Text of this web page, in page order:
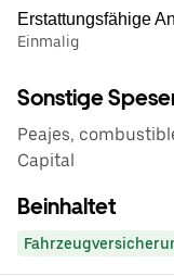
Erstattungsfähige
Einmalig
Sonstige
Peajes,
Capital
Beinhaltet